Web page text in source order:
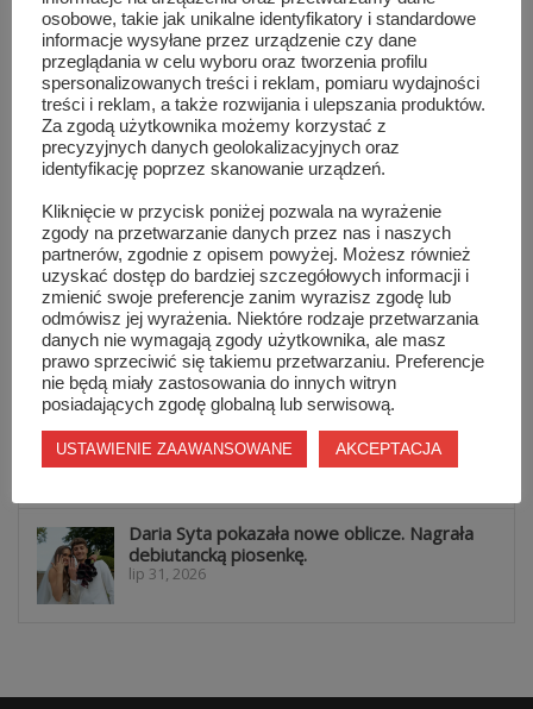
Informacje z Mazowsza 161
sie 4, 2026
Warszawskiego. Ich mogiły znajdują się...
lip 31, 2026
Lokalna reklama, która działa. Dlaczego
warto być widocznym przez cały...
lip 31, 2026
Koniec z telefonami na lekcjach i przerwach.
Nowe zasady w...
lip 31, 2026
Daria Syta pokazała nowe oblicze. Nagrała
debiutancką piosenkę.
lip 31, 2026
osobowe, takie jak unikalne identyfikatory i standardowe
informacje wysyłane przez urządzenie czy dane
przeglądania w celu wyboru oraz tworzenia profilu
spersonalizowanych treści i reklam, pomiaru wydajności
treści i reklam, a także rozwijania i ulepszania produktów.
Za zgodą użytkownika możemy korzystać z
precyzyjnych danych geolokalizacyjnych oraz
identyfikację poprzez skanowanie urządzeń.
Kliknięcie w przycisk poniżej pozwala na wyrażenie
zgody na przetwarzanie danych przez nas i naszych
partnerów, zgodnie z opisem powyżej. Możesz również
uzyskać dostęp do bardziej szczegółowych informacji i
zmienić swoje preferencje zanim wyrazisz zgodę lub
odmówisz jej wyrażenia. Niektóre rodzaje przetwarzania
danych nie wymagają zgody użytkownika, ale masz
prawo sprzeciwić się takiemu przetwarzaniu. Preferencje
nie będą miały zastosowania do innych witryn
posiadających zgodę globalną lub serwisową.
USTAWIENIE ZAAWANSOWANE AKCEPTACJA